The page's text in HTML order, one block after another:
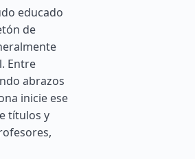
educado
de
Entre
abrazos
inicie ese
títulos y